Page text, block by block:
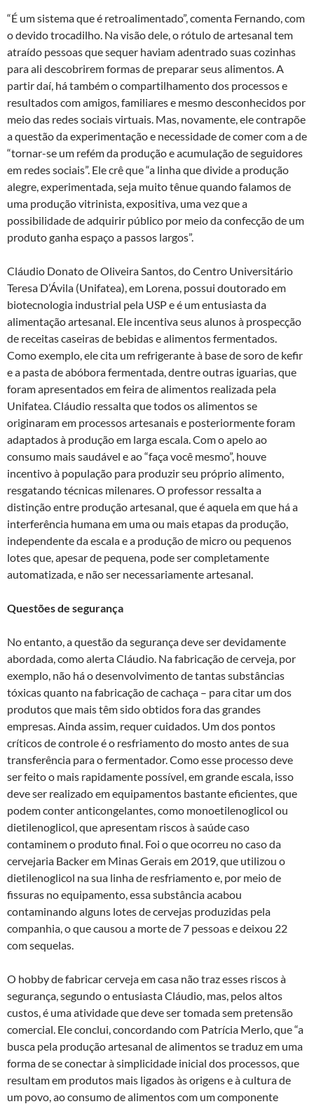
“É um sistema que é retroalimentado”, comenta Fernando, com
o devido trocadilho. Na visão dele, o rótulo de artesanal tem
atraído pessoas que sequer haviam adentrado suas cozinhas
para ali descobrirem formas de preparar seus alimentos. A
partir daí, há também o compartilhamento dos processos e
resultados com amigos, familiares e mesmo desconhecidos por
meio das redes sociais virtuais. Mas, novamente, ele contrapõe
a questão da experimentação e necessidade de comer com a de
“tornar-se um refém da produção e acumulação de seguidores
em redes sociais”. Ele crê que “a linha que divide a produção
alegre, experimentada, seja muito tênue quando falamos de
uma produção vitrinista, expositiva, uma vez que a
possibilidade de adquirir público por meio da confecção de um
produto ganha espaço a passos largos”.
Cláudio Donato de Oliveira Santos, do Centro Universitário
Teresa D’Ávila (Unifatea), em Lorena, possui doutorado em
biotecnologia industrial pela USP e é um entusiasta da
alimentação artesanal. Ele incentiva seus alunos à prospecção
de receitas caseiras de bebidas e alimentos fermentados.
Como exemplo, ele cita um refrigerante à base de soro de kefir
e a pasta de abóbora fermentada, dentre outras iguarias, que
foram apresentados em feira de alimentos realizada pela
Unifatea. Cláudio ressalta que todos os alimentos se
originaram em processos artesanais e posteriormente foram
adaptados à produção em larga escala. Com o apelo ao
consumo mais saudável e ao “faça você mesmo”, houve
incentivo à população para produzir seu próprio alimento,
resgatando técnicas milenares. O professor ressalta a
distinção entre produção artesanal, que é aquela em que há a
interferência humana em uma ou mais etapas da produção,
independente da escala e a produção de micro ou pequenos
lotes que, apesar de pequena, pode ser completamente
automatizada, e não ser necessariamente artesanal.
Questões de segurança
No entanto, a questão da segurança deve ser devidamente
abordada, como alerta Cláudio. Na fabricação de cerveja, por
exemplo, não há o desenvolvimento de tantas substâncias
tóxicas quanto na fabricação de cachaça – para citar um dos
produtos que mais têm sido obtidos fora das grandes
empresas. Ainda assim, requer cuidados. Um dos pontos
críticos de controle é o resfriamento do mosto antes de sua
transferência para o fermentador. Como esse processo deve
ser feito o mais rapidamente possível, em grande escala, isso
deve ser realizado em equipamentos bastante eficientes, que
podem conter anticongelantes, como monoetilenoglicol ou
dietilenoglicol, que apresentam riscos à saúde caso
contaminem o produto final. Foi o que ocorreu no caso da
cervejaria Backer em Minas Gerais em 2019, que utilizou o
dietilenoglicol na sua linha de resfriamento e, por meio de
fissuras no equipamento, essa substância acabou
contaminando alguns lotes de cervejas produzidas pela
companhia, o que causou a morte de 7 pessoas e deixou 22
com sequelas.
O hobby de fabricar cerveja em casa não traz esses riscos à
segurança, segundo o entusiasta Cláudio, mas, pelos altos
custos, é uma atividade que deve ser tomada sem pretensão
comercial. Ele conclui, concordando com Patrícia Merlo, que “a
busca pela produção artesanal de alimentos se traduz em uma
forma de se conectar à simplicidade inicial dos processos, que
resultam em produtos mais ligados às origens e à cultura de
um povo, ao consumo de alimentos com um componente